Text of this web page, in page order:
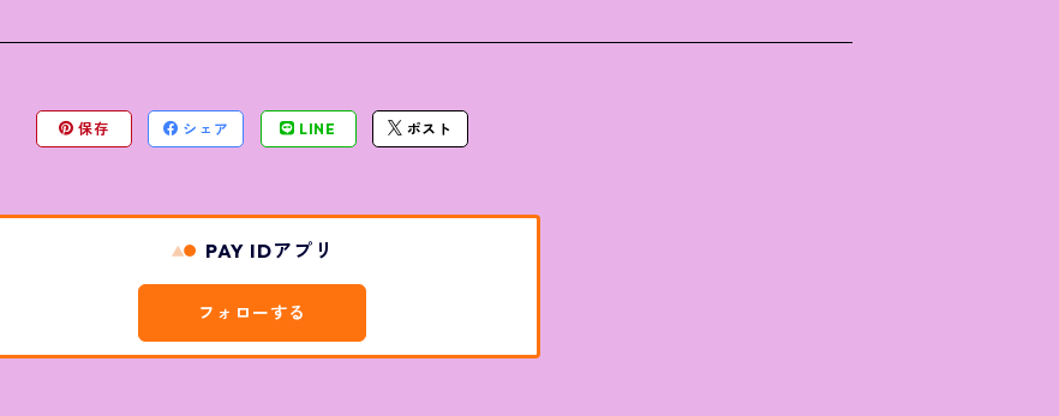
保存 シェア LINE ポスト
PAY IDアプリ
フォローする